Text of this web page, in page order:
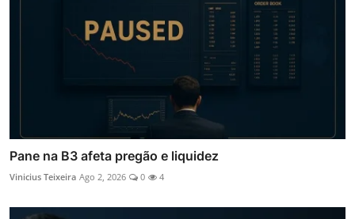
Pane na B3 afeta pregão e liquidez
Vinicius Teixeira Ago 2, 2026 0 4